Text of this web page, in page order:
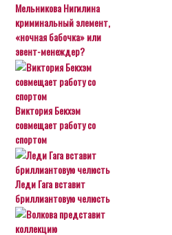
Мельникова Нигилина
криминальный элемент,
«ночная бабочка» или
эвент-менеждер?
Виктория Бекхэм
совмещает работу со
спортом
Леди Гага вставит
бриллиантовую челюсть